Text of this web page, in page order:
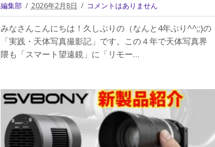
編集部 2026年2月8日 コメントはありません
みなさんこんにちは！久しぶりの（なんと4年ぶり^^;;)の
「実践・天体写真撮影記」です。この４年で天体写真界
隈も「スマート望遠鏡」に「リモー…